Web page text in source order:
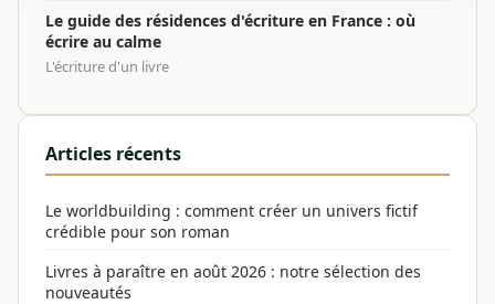
Le guide des résidences d'écriture en France : où
écrire au calme
L'écriture d'un livre
Articles récents
Le worldbuilding : comment créer un univers fictif
crédible pour son roman
Livres à paraître en août 2026 : notre sélection des
nouveautés